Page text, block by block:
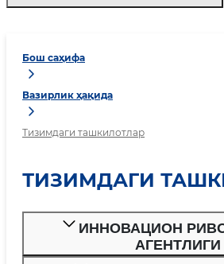
Бош саҳифа
Вазирлик ҳақида
Тизимдаги ташкилотлар
ТИЗИМДАГИ
ИННОВАЦИОН
АГЕНТЛИГИ